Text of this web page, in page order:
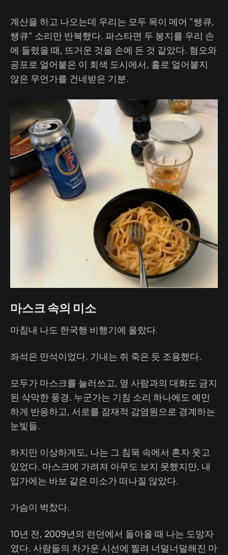
계산을 하고 나오는데 우리는 모두 목이 메어 "쌩큐,
쌩큐" 소리만 반복했다. 파스타면 두 봉지를 우리 손
에 들렸을 때, 뜨거운 것을 손에 든 것 같았다. 혐오와
공포로 얼어붙은 이 회색 도시에서, 홀로 얼어붙지
않은 무언가를 건네받은 기분.
마스크 속의 미소
마침내 나도 한국행 비행기에 올랐다.
좌석은 만석이었다. 기내는 쥐 죽은 듯 조용했다.
모두가 마스크를 눌러쓰고, 옆 사람과의 대화도 금지
된 삭막한 풍경. 누군가는 기침 소리 하나에도 예민
하게 반응하고, 서로를 잠재적 감염원으로 경계하는
눈빛들.
하지만 이상하게도, 나는 그 침묵 속에서 혼자 웃고
있었다. 마스크에 가려져 아무도 보지 못했지만, 내
입가에는 바보 같은 미소가 떠나질 않았다.
가슴이 벅찼다.
10년 전, 2009년의 런던에서 돌아올 때 나는 도망자
였다. 사람들의 차가운 시선에 찔려 너덜너덜해진 마